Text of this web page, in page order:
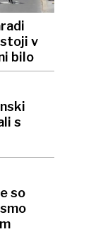
v
bilo
s
so